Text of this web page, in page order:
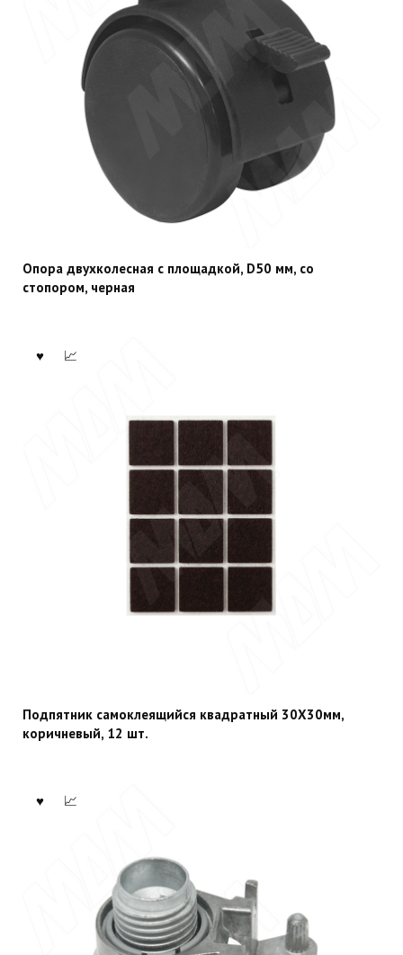
Опора двухколесная с площадкой, D50 мм, со
стопором, черная
Подпятник самоклеящийся квадратный 30X30мм,
коричневый, 12 шт.